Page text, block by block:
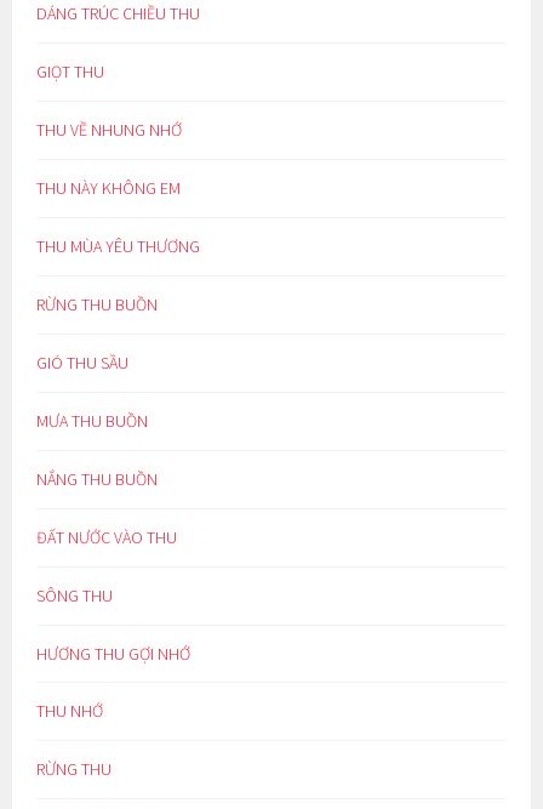
DÁNG TRÚC CHIỀU THU
GIỌT THU
THU VỀ NHUNG NHỚ
THU NÀY KHÔNG EM
THU MÙA YÊU THƯƠNG
RỪNG THU BUỒN
GIÓ THU SẦU
MƯA THU BUỒN
NẮNG THU BUỒN
ĐẤT NƯỚC VÀO THU
SÔNG THU
HƯƠNG THU GỢI NHỚ
THU NHỚ
RỪNG THU